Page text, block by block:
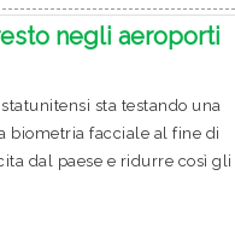
negli aeroporti
sta testando una
biometria facciale al fine di
dal paese e ridurre così gli